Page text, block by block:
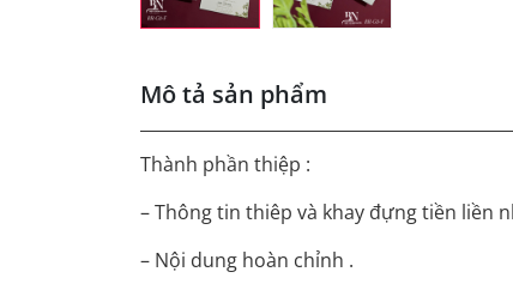
Mô tả sản phẩm
Thành phần thiệp :
– Thông tin thiêp và khay đựng tiền liền
– Nội dung hoàn chỉnh .